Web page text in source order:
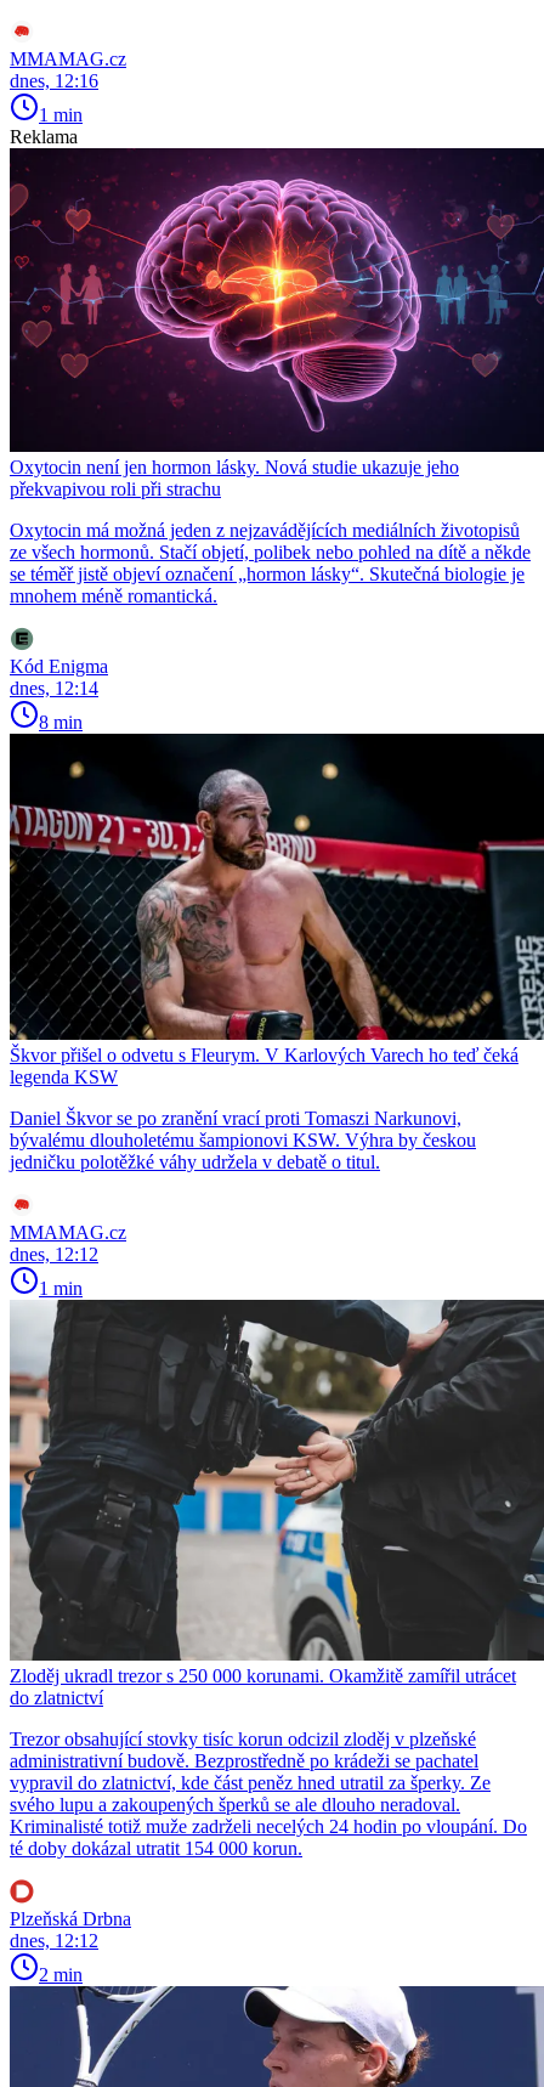
MMAMAG.cz
dnes, 12:16
1 min
Reklama
Oxytocin není jen hormon lásky. Nová studie ukazuje jeho
překvapivou roli při strachu
Oxytocin má možná jeden z nejzavádějících mediálních životopisů
ze všech hormonů. Stačí objetí, polibek nebo pohled na dítě a někde
se téměř jistě objeví označení „hormon lásky“. Skutečná biologie je
mnohem méně romantická.
Kód Enigma
dnes, 12:14
8 min
Škvor přišel o odvetu s Fleurym. V Karlových Varech ho teď čeká
legenda KSW
Daniel Škvor se po zranění vrací proti Tomaszi Narkunovi,
bývalému dlouholetému šampionovi KSW. Výhra by českou
jedničku polotěžké váhy udržela v debatě o titul.
MMAMAG.cz
dnes, 12:12
1 min
Zloděj ukradl trezor s 250 000 korunami. Okamžitě zamířil utrácet
do zlatnictví
Trezor obsahující stovky tisíc korun odcizil zloděj v plzeňské
administrativní budově. Bezprostředně po krádeži se pachatel
vypravil do zlatnictví, kde část peněz hned utratil za šperky. Ze
svého lupu a zakoupených šperků se ale dlouho neradoval.
Kriminalisté totiž muže zadrželi necelých 24 hodin po vloupání. Do
té doby dokázal utratit 154 000 korun.
Plzeňská Drbna
dnes, 12:12
2 min